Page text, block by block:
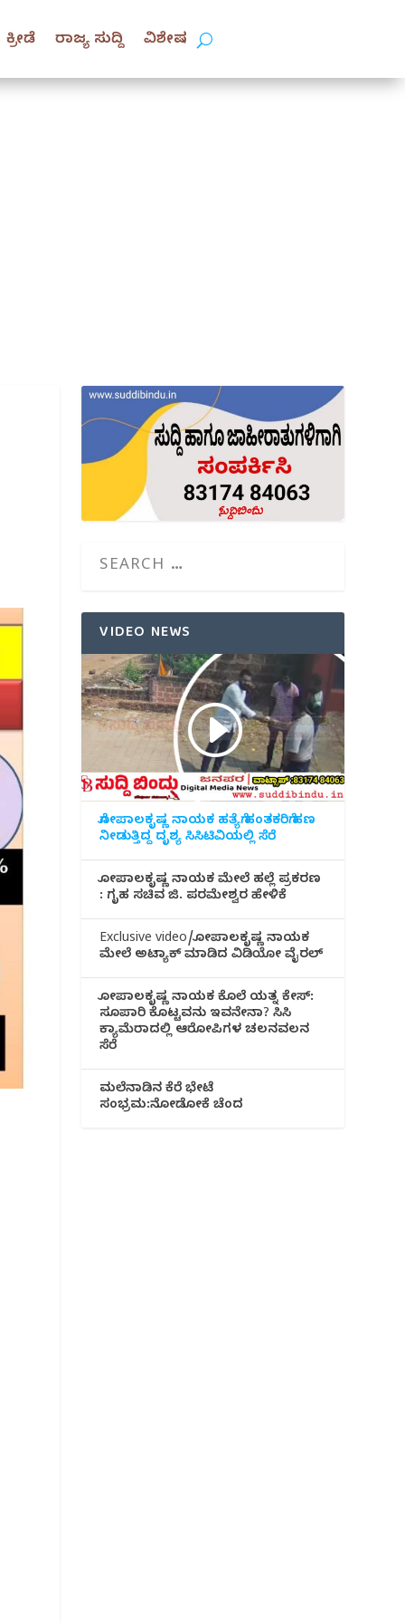
ಕ್ರೀಡೆ ರಾಜ್ಯ ಸುದ್ದಿ ವಿಶೇಷ
VIDEO NEWS
ಗೋಪಾಲಕೃಷ್ಣ ನಾಯಕ ಹತ್ಯೆಗೆ ಹಂತಕರಿಗೆ ಹಣ
ನೀಡುತ್ತಿದ್ದ ದೃಶ್ಯ ಸಿಸಿಟಿವಿಯಲ್ಲಿ ಸೆರೆ
ಗೋಪಾಲಕೃಷ್ಣ ನಾಯಕ ಮೇಲೆ ಹಲ್ಲೆ ಪ್ರಕರಣ
: ಗೃಹ ಸಚಿವ ಜಿ. ಪರಮೇಶ್ವರ ಹೇಳಿಕೆ
Exclusive video/ಗೋಪಾಲಕೃಷ್ಣ ನಾಯಕ
ಮೇಲೆ ಅಟ್ಯಾಕ್ ಮಾಡಿದ ವಿಡಿಯೋ ವೈರಲ್
ಗೋಪಾಲಕೃಷ್ಣ ನಾಯಕ ಕೊಲೆ ಯತ್ನ ಕೇಸ್:
ಸೂಪಾರಿ ಕೊಟ್ಟವನು ಇವನೇನಾ? ಸಿಸಿ
ಕ್ಯಾಮೆರಾದಲ್ಲಿ ಆರೋಪಿಗಳ ಚಲನವಲನ
ಸೆರೆ
ಮಲೆನಾಡಿ‌ನ ಕೆರೆ ಭೇಟೆ
ಸಂಭ್ರಮ:ನೋಡೋಕೆ ಚೆಂದ